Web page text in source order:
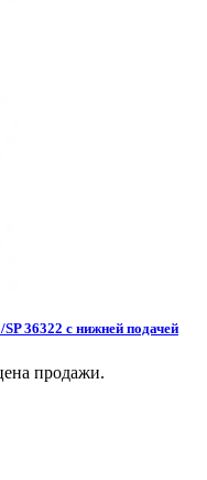
SP36322 с нижней подачей
продажи.